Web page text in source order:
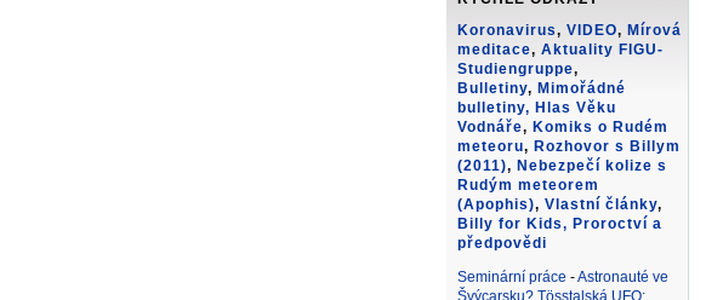
Koronavirus, VIDEO, Mírová
meditace, Aktuality FIGU-
Studiengruppe,
Bulletiny, Mimořádné
bulletiny, Hlas Věku
Vodnáře, Komiks o Rudém
meteoru, Rozhovor s Billym
(2011), Nebezpečí kolize s
Rudým meteorem
(Apophis), Vlastní články,
Billy for Kids, Proroctví a
předpovědi
Seminární práce -Astronauté ve